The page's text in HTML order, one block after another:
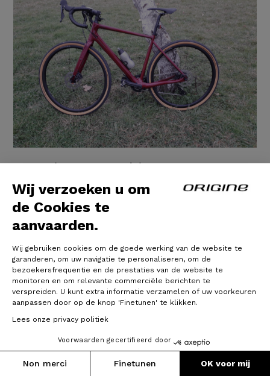
Wij verzoeken u om
de Cookies te
aanvaarden.
Wij gebruiken cookies om de goede werking van de website te
garanderen, om uw navigatie te personaliseren, om de
bezoekersfrequentie en de prestaties van de website te
monitoren en om relevante commerciële berichten te
verspreiden. U kunt extra informatie verzamelen of uw voorkeuren
aanpassen door op de knop 'Finetunen' te klikken.
Lees onze privacy politiek
Voorwaarden gecertifieerd door
Non merci Finetunen OK voor mij
Gravel Graxx - Shimano GRX 600
2x11v - Prymahl Vega A30R
J’ai découvert avec ce vélo la pratique du gravel et le
plaisir de quitter la route pour retrouver sur une piste
vieux vtt semi-rigide.
Mais là où j’ai été bluffé, c’est lorsque je suis retourné
sur terrain sec, sur mes chemins plus sélectifs que je
prenais d’habitude avec mon vtt : au début, j’hésitais à
15/06/2023
Verder lezen